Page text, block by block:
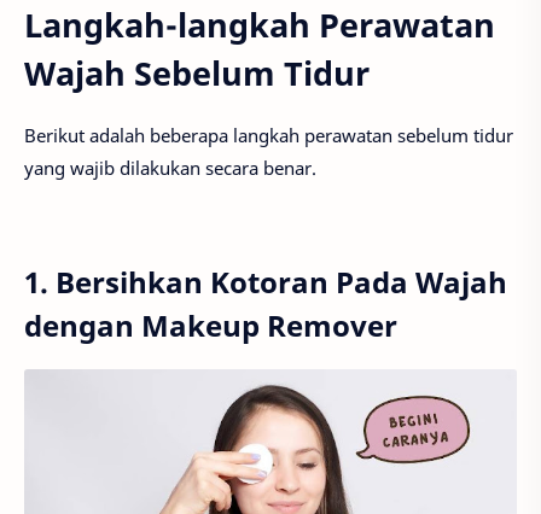
Langkah-langkah Perawatan
Wajah Sebelum Tidur
Berikut adalah beberapa langkah perawatan sebelum tidur
yang wajib dilakukan secara benar.
1. Bersihkan Kotoran Pada Wajah
dengan Makeup Remover